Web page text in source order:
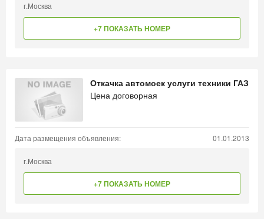
г.Москва
+7 ПОКАЗАТЬ НОМЕР
Откачка автомоек услуги техники ГАЗ
Цена договорная
Дата размещения объявления: 01.01.2013
г.Москва
+7 ПОКАЗАТЬ НОМЕР